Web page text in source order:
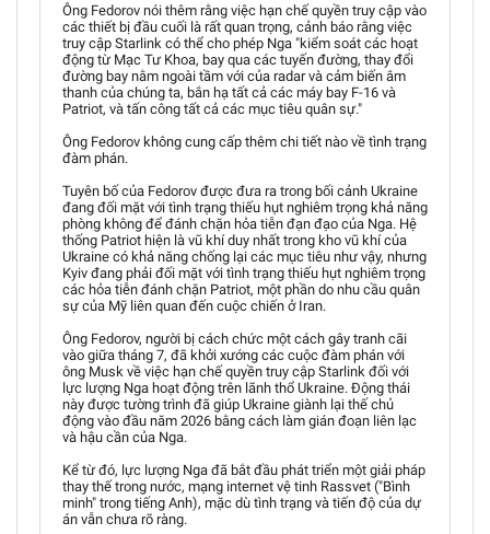
Ông Fedorov nói thêm rằng việc hạn chế quyền truy cập vào
các thiết bị đầu cuối là rất quan trọng, cảnh báo rằng việc
truy cập Starlink có thể cho phép Nga "kiểm soát các hoạt
động từ Mạc Tư Khoa, bay qua các tuyến đường, thay đổi
đường bay nằm ngoài tầm với của radar và cảm biến âm
thanh của chúng ta, bắn hạ tất cả các máy bay F-16 và
Patriot, và tấn công tất cả các mục tiêu quân sự."
Ông Fedorov không cung cấp thêm chi tiết nào về tình trạng
đàm phán.
Tuyên bố của Fedorov được đưa ra trong bối cảnh Ukraine
đang đối mặt với tình trạng thiếu hụt nghiêm trọng khả năng
phòng không để đánh chặn hỏa tiễn đạn đạo của Nga. Hệ
thống Patriot hiện là vũ khí duy nhất trong kho vũ khí của
Ukraine có khả năng chống lại các mục tiêu như vậy, nhưng
Kyiv đang phải đối mặt với tình trạng thiếu hụt nghiêm trọng
các hỏa tiễn đánh chặn Patriot, một phần do nhu cầu quân
sự của Mỹ liên quan đến cuộc chiến ở Iran.
Ông Fedorov, người bị cách chức một cách gây tranh cãi
vào giữa tháng 7, đã khởi xướng các cuộc đàm phán với
ông Musk về việc hạn chế quyền truy cập Starlink đối với
lực lượng Nga hoạt động trên lãnh thổ Ukraine. Động thái
này được tường trình đã giúp Ukraine giành lại thế chủ
động vào đầu năm 2026 bằng cách làm gián đoạn liên lạc
và hậu cần của Nga.
Kể từ đó, lực lượng Nga đã bắt đầu phát triển một giải pháp
thay thế trong nước, mạng internet vệ tinh Rassvet ("Bình
minh" trong tiếng Anh), mặc dù tình trạng và tiến độ của dự
án vẫn chưa rõ ràng.